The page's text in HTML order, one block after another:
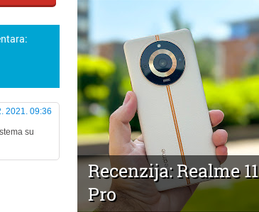
2021. 09:36
su
Recenzija: Realme 11
Pro